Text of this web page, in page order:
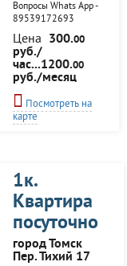
Вопросы Whats App -
89539172693
Цена 300.00
руб./
час...1200.00
руб./месяц
Посмотреть на
карте
1к.
Квартира
посуточно
город Томск
Пер. Тихий 17